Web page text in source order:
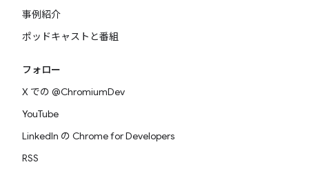
事例紹介
ポッドキャストと番組
フォロー
X での @ChromiumDev
YouTube
LinkedIn の Chrome for Developers
RSS